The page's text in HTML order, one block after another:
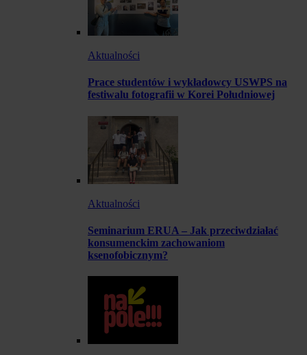
Aktualności
Prace studentów i wykładowcy USWPS na
festiwalu fotografii w Korei Południowej
Aktualności
Seminarium ERUA – Jak przeciwdziałać
konsumenckim zachowaniom
ksenofobicznym?